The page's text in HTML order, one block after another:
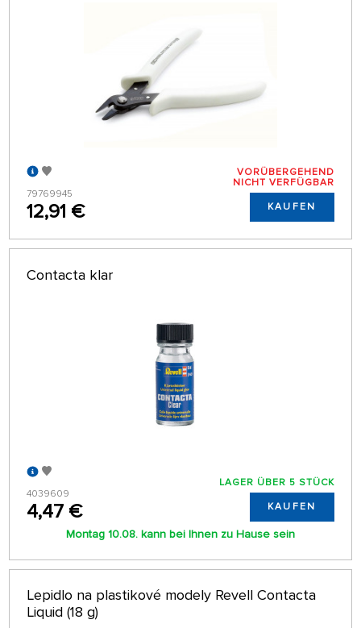
79769945
12,91 €
VORÜBERGEHEND
NICHT VERFÜGBAR
KAUFEN
Contacta klar
4039609
4,47 €
LAGER ÜBER 5 STÜCK
KAUFEN
Montag 10.08. kann bei Ihnen zu Hause sein
Lepidlo na plastikové modely Revell Contacta
Liquid (18 g)